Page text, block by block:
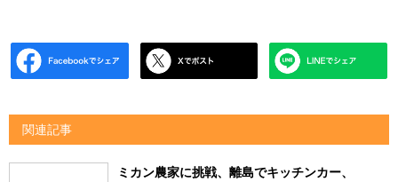
関連記事
ミカン農家に挑戦、離島でキッチンカー、